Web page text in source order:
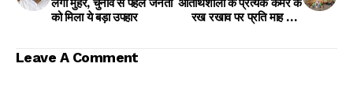
लगी मुहर, चुनाव से पहले जनता
को मिला ये बड़ा उपहार
अतिथिशाला के प्रत्येक कमरे के
रख रखाव पर प्रति माह खर्च
Leave A Comment